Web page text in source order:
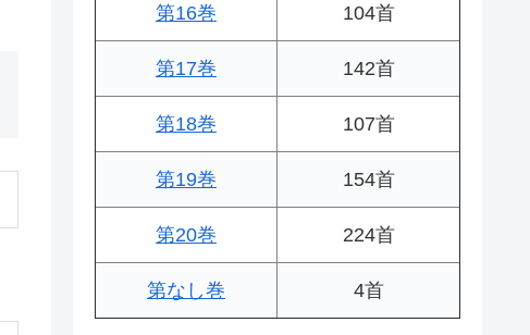
第16巻 104首
第17巻 142首
第18巻 107首
第19巻 154首
第20巻 224首
第なし巻 4首